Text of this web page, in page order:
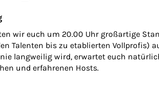
wir euch um 20.00 Uhr großartige
Talenten bis zu etablierten Vollprofis)
langweilig wird, erwartet euch
und erfahrenen Hosts.